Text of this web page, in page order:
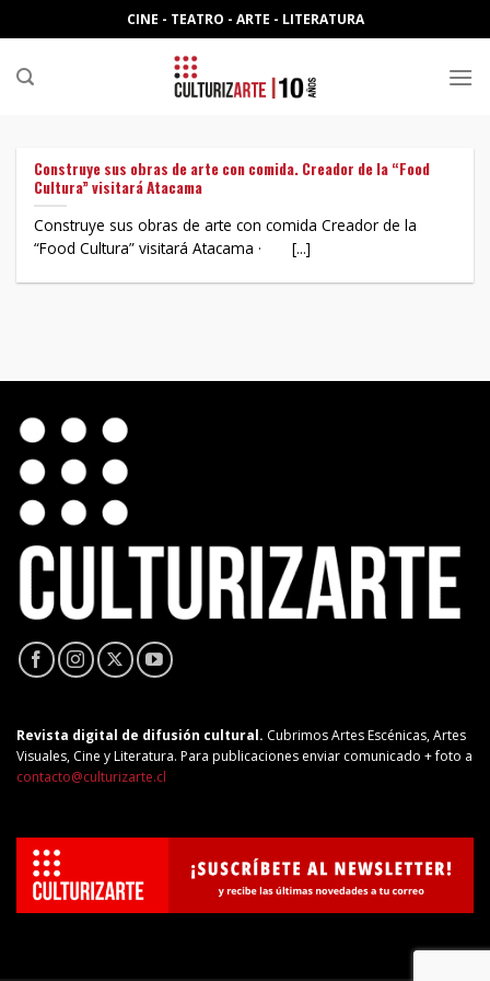
to
content
CINE - TEATRO - ARTE - LITERATURA
Construye sus obras de arte con comida. Creador de la “Food
Cultura” visitará Atacama
Construye sus obras de arte con comida Creador de la
“Food Cultura” visitará Atacama · [...]
Revista digital de difusión cultural. Cubrimos Artes Escénicas, Artes
Visuales, Cine y Literatura. Para publicaciones enviar comunicado + foto a
contacto@culturizarte.cl